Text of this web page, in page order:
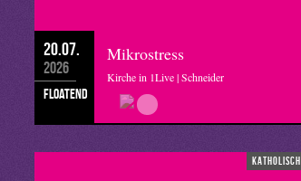
20.07.
2026
floatend
Mikrostress
Kirche in 1Live | Schneider
katholisch